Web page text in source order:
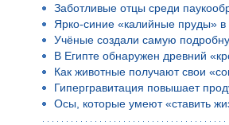
Заботливые отцы среди
Ярко-синие «калийные пруды»
Учёные создали самую
В Египте обнаружен древний
Как животные получают свои
Гипергравитация повышает
Осы, которые умеют «ставить